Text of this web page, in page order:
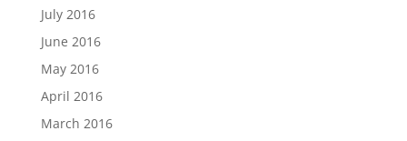
July 2016
June 2016
May 2016
April 2016
March 2016